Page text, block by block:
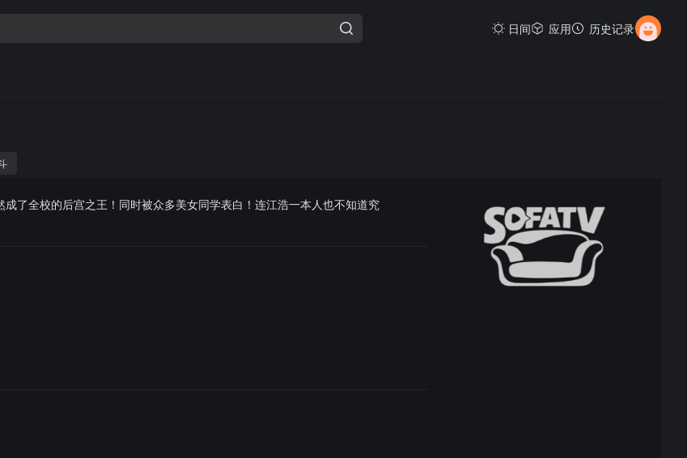
日间 应用 历史记录
了全校的后宫之王！同时被众多美女同学表白！连江浩一本人也不知道究